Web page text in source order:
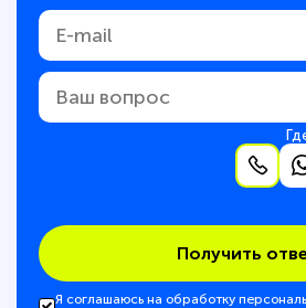
Получить
Я соглашаюсь на обработку